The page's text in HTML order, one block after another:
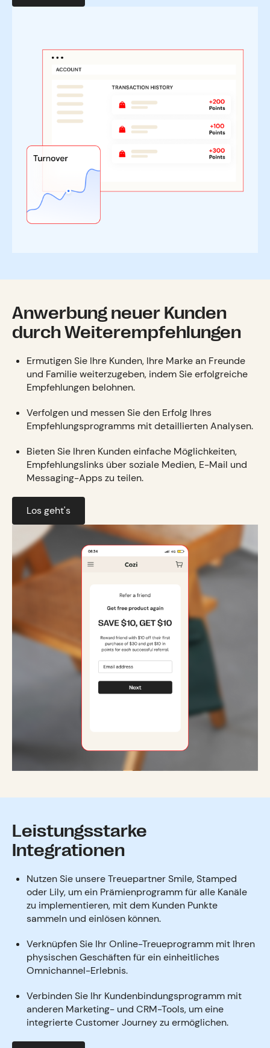
Anwerbung neuer Kunden
durch Weiterempfehlungen
Ermutigen Sie Ihre Kunden, Ihre Marke an Freunde
und Familie weiterzugeben, indem Sie erfolgreiche
Empfehlungen belohnen.
Verfolgen und messen Sie den Erfolg Ihres
Empfehlungsprogramms mit detaillierten Analysen.
Bieten Sie Ihren Kunden einfache Möglichkeiten,
Empfehlungslinks über soziale Medien, E-Mail und
Messaging-Apps zu teilen.
Los geht's
Leistungsstarke
Integrationen
Nutzen Sie unsere Treuepartner Smile, Stamped
oder Lily, um ein Prämienprogramm für alle Kanäle
zu implementieren, mit dem Kunden Punkte
sammeln und einlösen können.
Verknüpfen Sie Ihr Online-Treueprogramm mit Ihren
physischen Geschäften für ein einheitliches
Omnichannel-Erlebnis.
Verbinden Sie Ihr Kundenbindungsprogramm mit
anderen Marketing- und CRM-Tools, um eine
integrierte Customer Journey zu ermöglichen.